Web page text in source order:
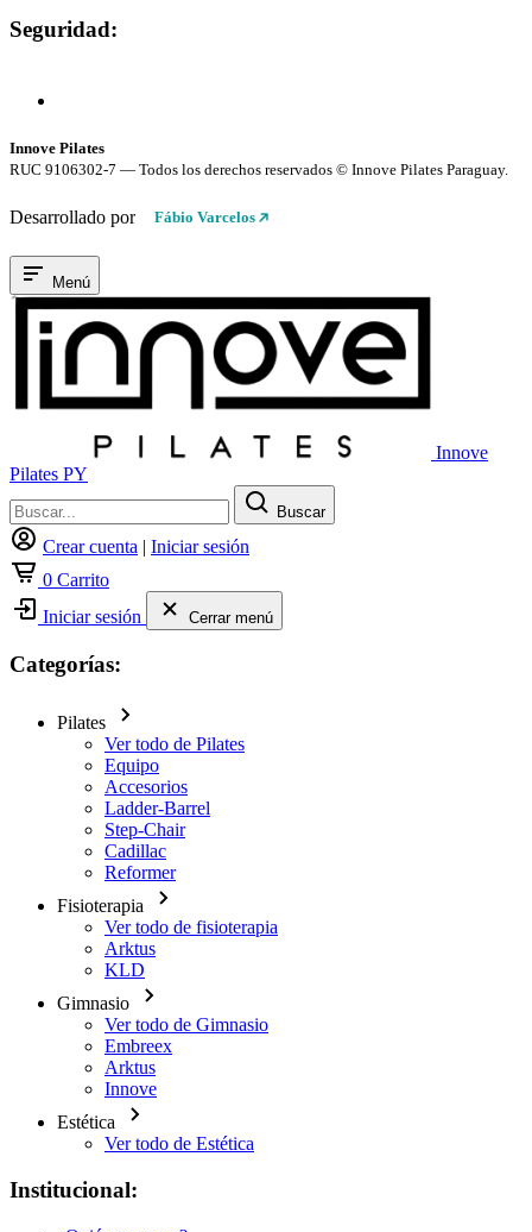
Seguridad:
Innove Pilates
RUC 9106302-7 — Todos los derechos reservados © Innove Pilates Paraguay.
Desarrollado por Fábio Varcelos
Menú
Innove
Pilates PY
Buscar
Crear cuenta | Iniciar sesión
0 Carrito
Iniciar sesión
Cerrar menú
Categorías:
Pilates
Ver todo de Pilates
Equipo
Accesorios
Ladder-Barrel
Step-Chair
Cadillac
Reformer
Fisioterapia
Ver todo de fisioterapia
Arktus
KLD
Gimnasio
Ver todo de Gimnasio
Embreex
Arktus
Innove
Estética
Ver todo de Estética
Institucional: